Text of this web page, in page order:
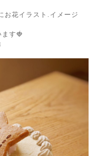
お花イラスト.イメージ
す🍓